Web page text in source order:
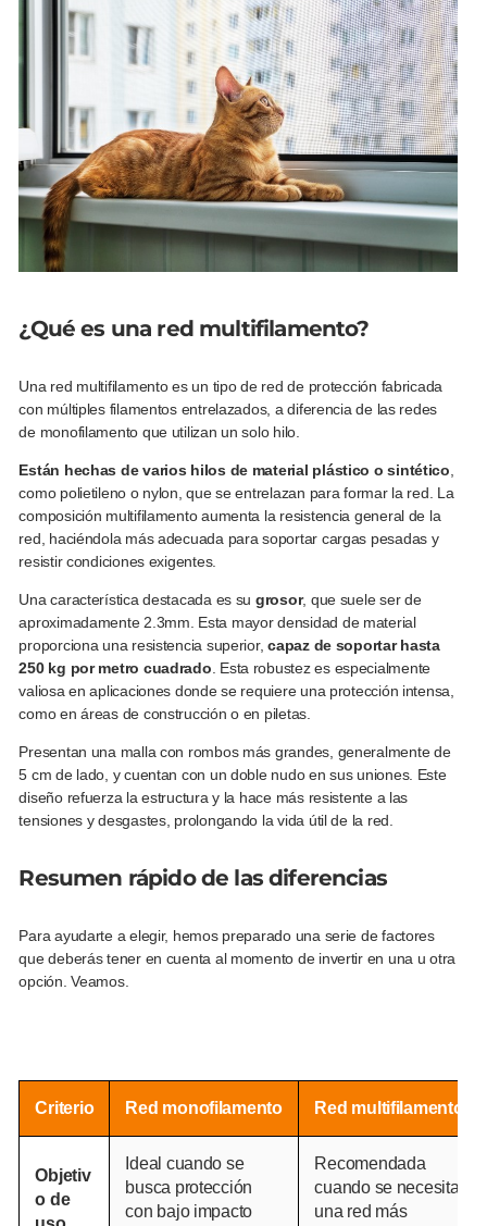
¿Qué es una red multifilamento?
Una red multifilamento es un tipo de red de protección fabricada
con múltiples filamentos entrelazados, a diferencia de las redes
de monofilamento que utilizan un solo hilo.
Están hechas de varios hilos de material plástico o sintético
como polietileno o nylon, que se entrelazan para formar la red. La
composición multifilamento aumenta la resistencia general de la
red, haciéndola más adecuada para soportar cargas pesadas y
resistir condiciones exigentes.
Una característica destacada es su grosor, que suele ser de
aproximadamente 2.3mm. Esta mayor densidad de material
proporciona una resistencia superior,capaz de soportar hasta
250 kg por metro cuadrado . Esta robustez es especialmente
valiosa en aplicaciones donde se requiere una protección intensa,
como en áreas de construcción o en piletas.
Presentan una malla con rombos más grandes, generalmente de
5 cm de lado, y cuentan con un doble nudo en sus uniones. Este
diseño refuerza la estructura y la hace más resistente a las
tensiones y desgastes, prolongando la vida útil de la red.
Resumen rápido de las diferencias
Para ayudarte a elegir, hemos preparado una serie de factores
que deberás tener en cuenta al momento de invertir en una u otra
opción. Veamos.
Criterio Red monofilamento Red multifilamento
Objetiv
o de
Ideal cuando se
busca protección
con bajo impacto
Recomendada
cuando se necesita
una red más